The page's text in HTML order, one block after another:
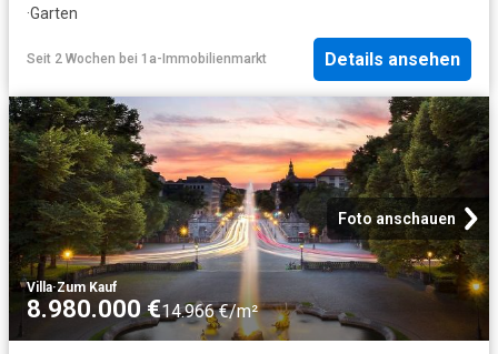
·Garten
Seit 2 Wochen bei 1a-Immobilienmarkt Details ansehen
Foto anschauen
Villa·Zum Kauf
8.980.000 €14.966 €/m²